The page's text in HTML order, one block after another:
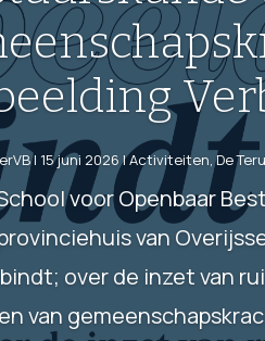
|12 mei 2026|Nieuws,Prijzen VvB|
de H.A.
elk jaar uitgereikt aan
Bestuurskunde aan
voorgaande